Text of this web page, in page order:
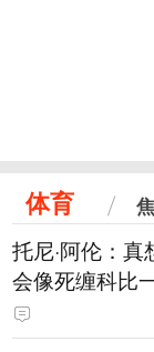
体育
托尼·阿伦：
会像死缠科比